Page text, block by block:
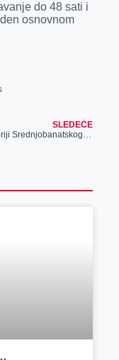
do 48 sati i
osnovnom
SLEDEĆE
Na teritoriji Srednjobanatskog okruga kovid-19 potvrđen je kod 2716 obolelih osoba